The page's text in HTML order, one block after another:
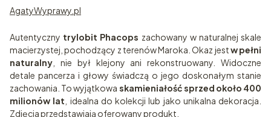
AgatyWyprawy.pl
Autentyczny trylobit Phacops zachowany w naturalnej skale
macierzystej, pochodzący z terenów Maroka. Okaz jestw pełni
naturalny , nie był klejony ani rekonstruowany. Widoczne
detale pancerza i głowy świadczą o jego doskonałym stanie
zachowania. To wyjątkowa skamieniałość sprzed około 400
milionów lat , idealna do kolekcji lub jako unikalna dekoracja.
Zdjęcia przedstawiają oferowany produkt.